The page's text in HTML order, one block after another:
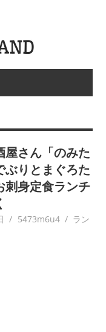
屋さん「のみた
ぶりとまぐろた
刺身定食ランチ
5473m6u4
ラン